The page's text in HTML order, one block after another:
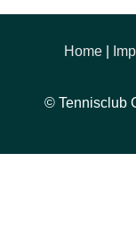
© Tennisclub
Home|